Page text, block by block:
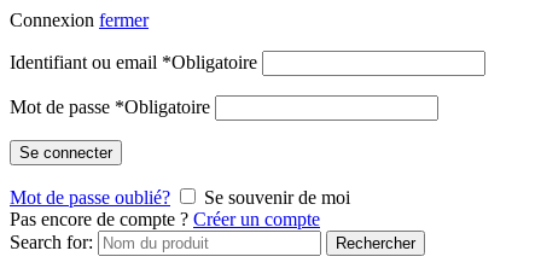
Connexion fermer
Identifiant ou email *Obligatoire
Mot de passe *Obligatoire
Se connecter
Mot de passe oublié?
Se souvenir de moi
Pas encore de compte ? Créer un compte
Search for:
Rechercher